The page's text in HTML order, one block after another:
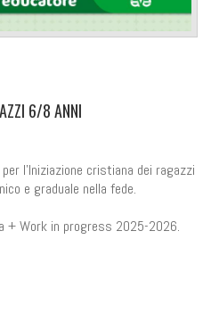
6/8 ANNI
l'Iniziazione cristiana dei ragazzi
e graduale nella fede.
+ Work in progress 2025-2026.